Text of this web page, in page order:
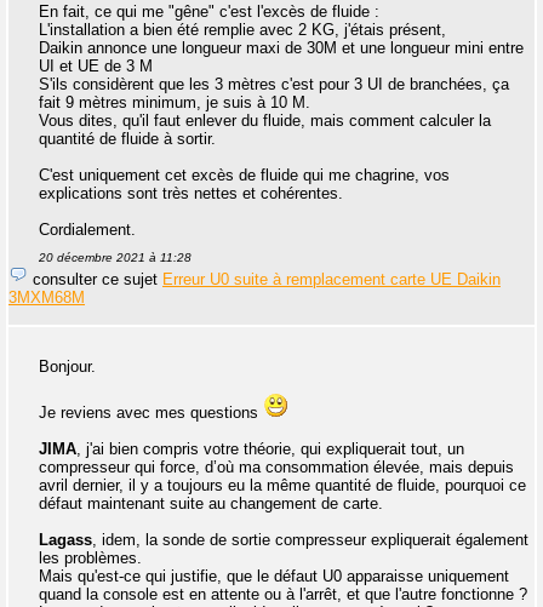
En fait, ce qui me "gêne" c'est l'excès de fluide :
L'installation a bien été remplie avec 2 KG, j'étais présent,
Daikin annonce une longueur maxi de 30M et une longueur mini entre
UI et UE de 3 M
S'ils considèrent que les 3 mètres c'est pour 3 UI de branchées, ça
fait 9 mètres minimum, je suis à 10 M.
Vous dites, qu'il faut enlever du fluide, mais comment calculer la
quantité de fluide à sortir.
C'est uniquement cet excès de fluide qui me chagrine, vos
explications sont très nettes et cohérentes.
Cordialement.
20 décembre 2021 à 11:28
consulter ce sujet Erreur U0 suite à remplacement carte UE Daikin
3MXM68M
Bonjour.
Je reviens avec mes questions
JIMA , j'ai bien compris votre théorie, qui expliquerait tout, un
compresseur qui force, d’où ma consommation élevée, mais depuis
avril dernier, il y a toujours eu la même quantité de fluide, pourquoi ce
défaut maintenant suite au changement de carte.
Lagass , idem, la sonde de sortie compresseur expliquerait également
les problèmes.
Mais qu'est-ce qui justifie, que le défaut U0 apparaisse uniquement
quand la console est en attente ou à l'arrêt, et que l'autre fonctionne ?